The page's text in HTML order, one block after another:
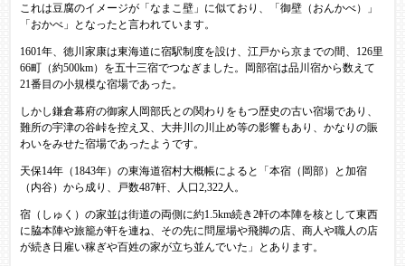
これは豆腐のイメージが「なまこ壁」に似ており、「御壁（おんかべ）」
「おかべ」となったと言われています。
1601年、徳川家康は東海道に宿駅制度を設け、江戸から京までの間、126里
66町（約500km）を五十三宿でつなぎました。岡部宿は品川宿から数えて
21番目の小規模な宿場であった。
しかし鎌倉幕府の御家人岡部氏との関わりをもつ歴史の古い宿場であり、
難所の宇津の谷峠を控え又、大井川の川止め等の影響もあり、かなりの賑
わいをみせた宿場であったようです。
天保14年（1843年）の東海道宿村大概帳によると「本宿（岡部）と加宿
（内谷）から成り、戸数487軒、人口2,322人。
宿（しゅく）の家並は街道の両側に約1.5km続き2軒の本陣を核として東西
に脇本陣や旅籠が軒を連ね、その先に問屋場や飛脚の店、商人や職人の店
が続き日雇い稼ぎや百姓の家が立ち並んでいた」とあります。